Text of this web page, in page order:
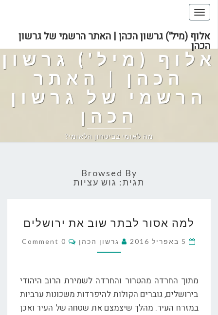
Toggle
navigation
אלוף (מיל') גרשון הכהן | האתר הרשמי של גרשון
הכהן
אלוף (מיל') גרשון
הכהן | האתר
הרשמי של גרשון
הכהן
מה לאומי בביטחון הלאומי?
Browsed By
תגית: גוש עציות
אסור
שוב
למה אסור לבתר שוב את ירושלים
5 באפריל 2016 גרשון הכהן Comments
0 Comment
מתוך החרדה מהטרור והחרדה לשמירת הרוב היהודי
בירושלים, גוברים הקולות להיפרדות משכונות ערביות
במזרח העיר. מהלך שיצמצם את שטחה של העיר ואכן